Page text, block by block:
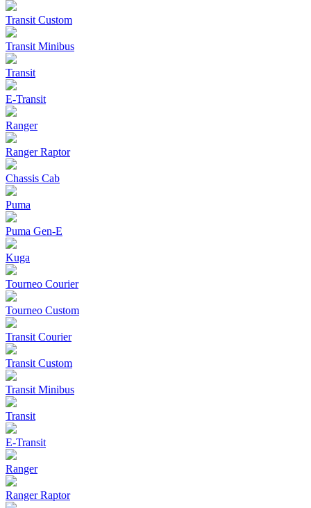
Transit Custom
Transit Minibus
Transit
E-Transit
Ranger
Ranger Raptor
Chassis Cab
Puma
Puma Gen‑E
Kuga
Tourneo Courier
Tourneo Custom
Transit Courier
Transit Custom
Transit Minibus
Transit
E-Transit
Ranger
Ranger Raptor